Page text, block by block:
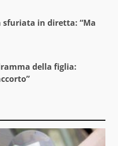
sfuriata in diretta: “Ma
della figlia: